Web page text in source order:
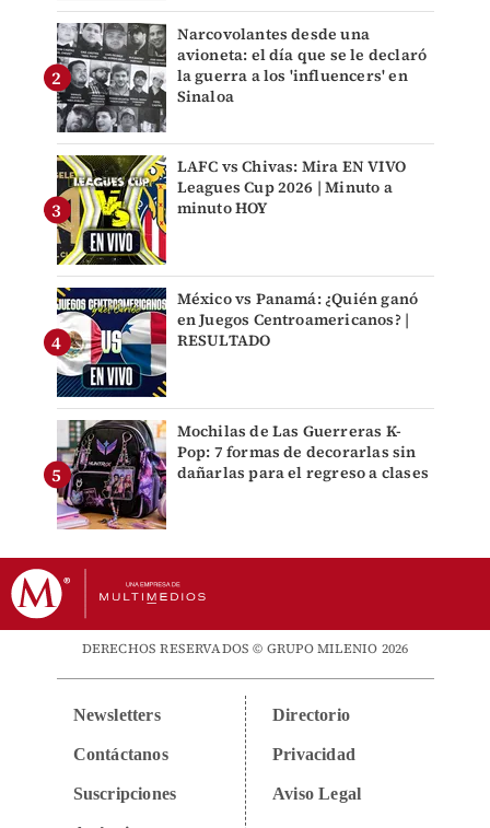
Narcovolantes desde una
avioneta: el día que se le declaró
la guerra a los 'influencers' en
Sinaloa
LAFC vs Chivas: Mira EN VIVO
Leagues Cup 2026 | Minuto a
minuto HOY
México vs Panamá: ¿Quién ganó
en Juegos Centroamericanos? |
RESULTADO
Mochilas de Las Guerreras K-
Pop: 7 formas de decorarlas sin
dañarlas para el regreso a clases
DERECHOS RESERVADOS © GRUPO MILENIO 2026
Newsletters
Contáctanos
Suscripciones
Directorio
Privacidad
Aviso Legal